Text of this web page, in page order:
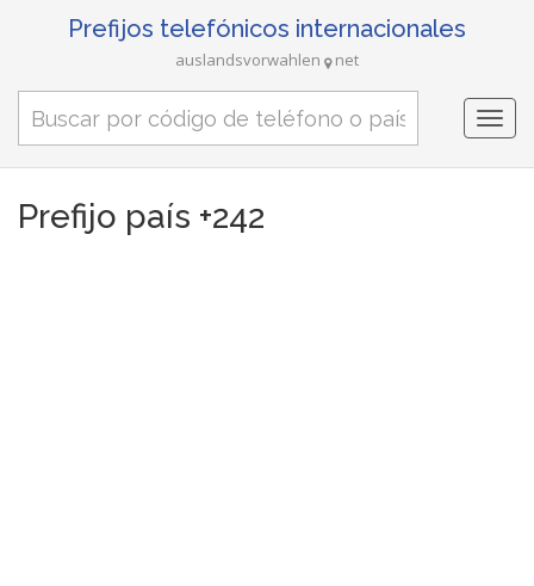
Prefijos telefónicos internacionales
auslandsvorwahlen net
Prefijo país +242